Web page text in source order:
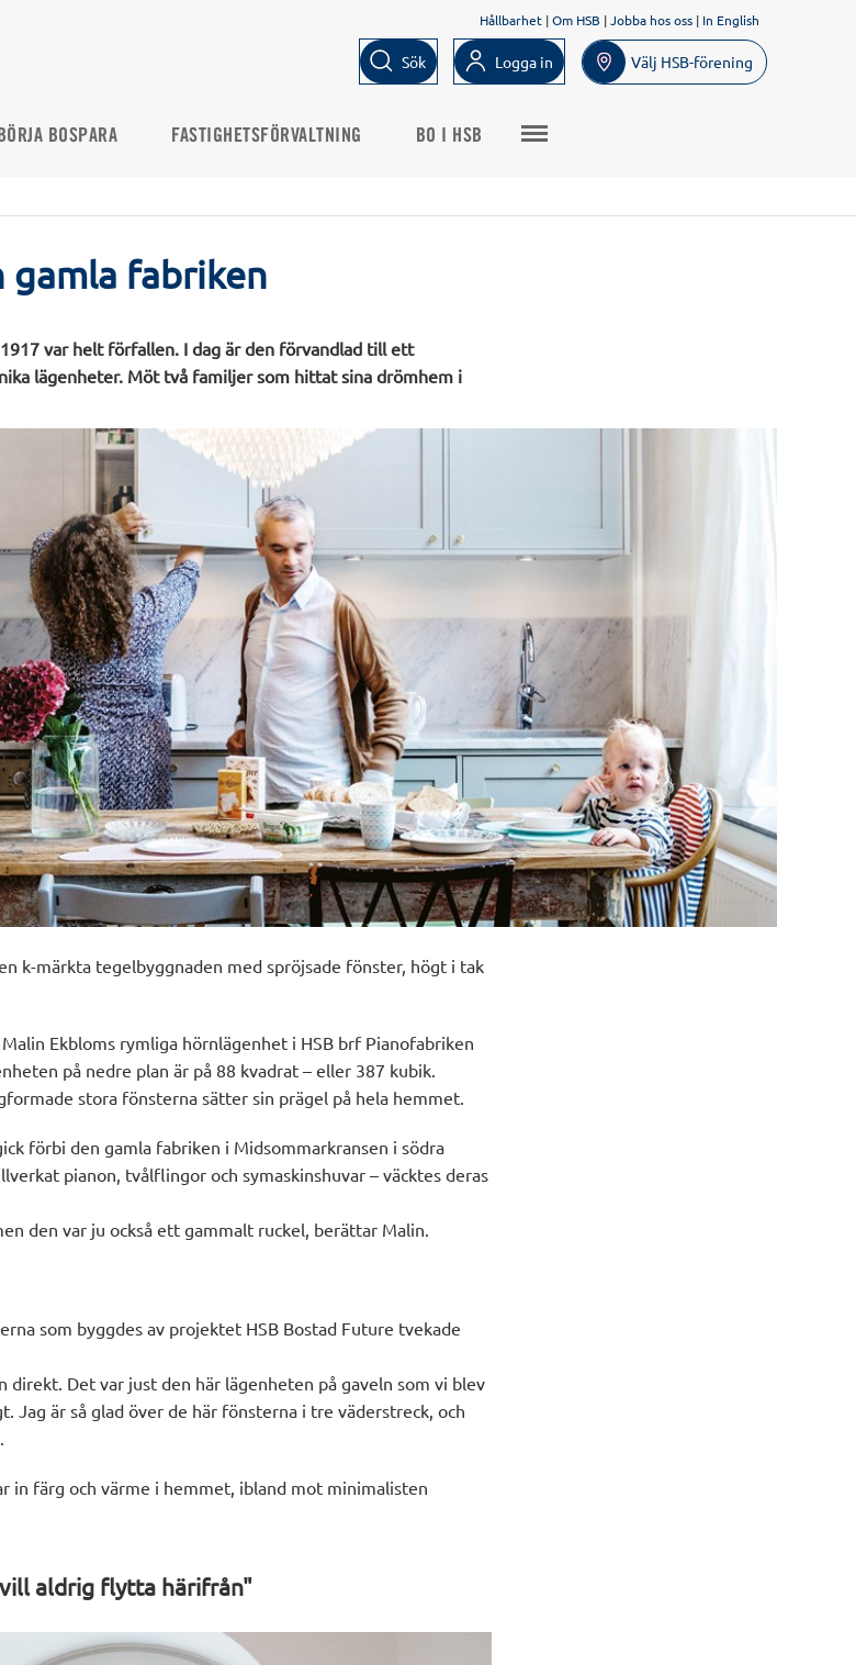
Hållbarhet |Om HSB |Jobba hos oss | In English
Sök Logga in Välj HSB-förening
BÖRJA BOSPARA FASTIGHETSFÖRVALTNING BO I HSB
gamla fabriken
var helt förfallen. I dag är den förvandlad till ett
lägenheter. Möt två familjer som hittat sina drömhem i
k-märkta tegelbyggnaden med spröjsade fönster, högt i tak
Ekbloms rymliga hörnlägenhet i HSB brf Pianofabriken
på nedre plan är på 88 kvadrat – eller 387 kubik.
stora fönsterna sätter sin prägel på hela hemmet.
förbi den gamla fabriken i Midsommarkransen i södra
pianon, tvålflingor och symaskinshuvar – väcktes deras
den var ju också ett gammalt ruckel, berättar Malin.
som byggdes av projektet HSB Bostad Future tvekade
direkt. Det var just den här lägenheten på gaveln som vi blev
Jag är så glad över de här fönsterna i tre väderstreck och
in färg och värme i hemmet, ibland mot minimalisten
aldrig flytta härifrån"